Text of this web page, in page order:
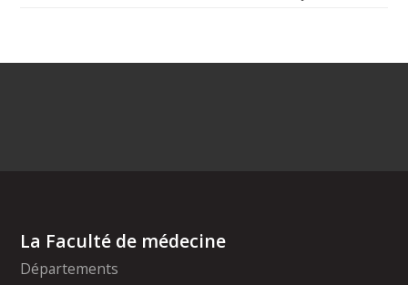
La Faculté de médecine
Départements